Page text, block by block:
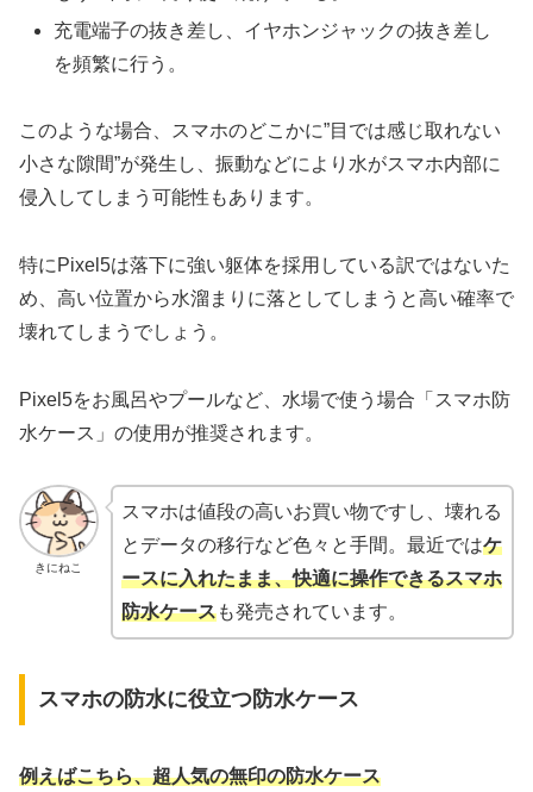
充電端子の抜き差し、イヤホンジャックの抜き差し
を頻繁に行う。
このような場合、スマホのどこかに”目では感じ取れない
小さな隙間”が発生し、振動などにより水がスマホ内部に
侵入してしまう可能性もあります。
特にPixel5は落下に強い躯体を採用している訳ではないた
め、高い位置から水溜まりに落としてしまうと高い確率で
壊れてしまうでしょう。
Pixel5をお風呂やプールなど、水場で使う場合「スマホ防
水ケース」の使用が推奨されます。
きにねこ
スマホは値段の高いお買い物ですし、壊れる
とデータの移行など色々と手間。最近ではケ
ースに入れたまま、快適に操作できるスマホ
防水ケースも発売されています。
スマホの防水に役立つ防水ケース
例えばこちら、超人気の無印の防水ケース